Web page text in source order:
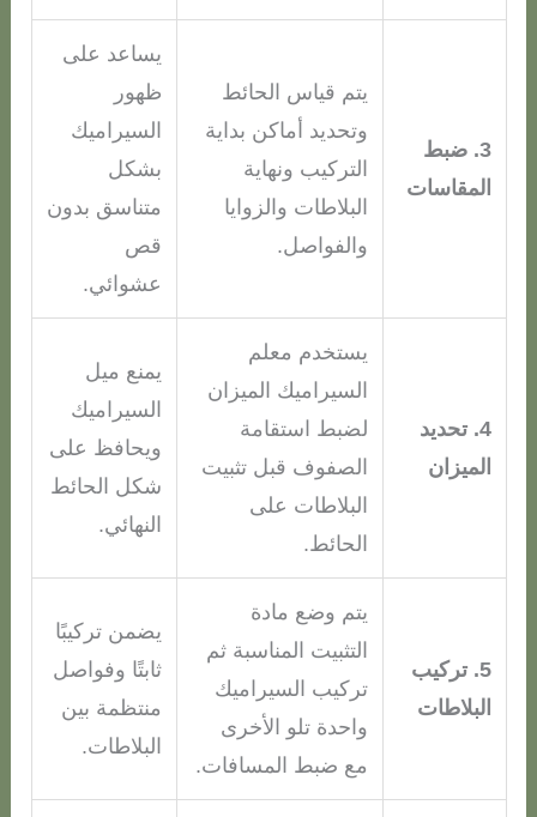
3. ضبط
المقاسات
يتم قياس الحائط
وتحديد أماكن بداية
التركيب ونهاية
البلاطات والزوايا
والفواصل.
يساعد على
ظهور
السيراميك
بشكل
متناسق بدون
قص
عشوائي.
4. تحديد
الميزان
يستخدم معلم
السيراميك الميزان
لضبط استقامة
الصفوف قبل تثبيت
البلاطات على
الحائط.
يمنع ميل
السيراميك
ويحافظ على
شكل الحائط
النهائي.
5. تركيب
البلاطات
يتم وضع مادة
التثبيت المناسبة ثم
تركيب السيراميك
واحدة تلو الأخرى
مع ضبط المسافات.
يضمن تركيبًا
ثابتًا وفواصل
منتظمة بين
البلاطات.